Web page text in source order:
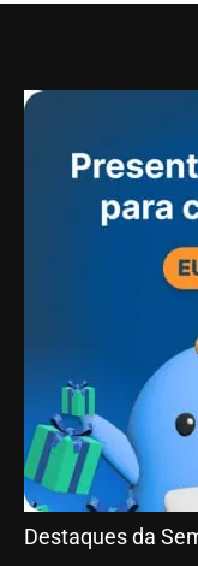
Destaques da